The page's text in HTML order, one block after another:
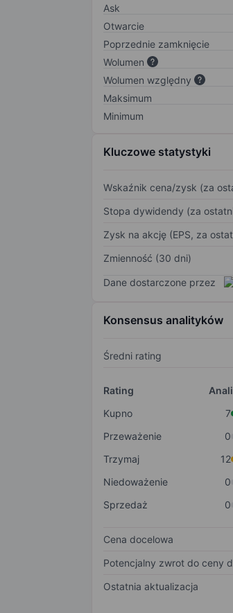
Ask
Otwarcie
Poprzednie zamknięcie
Wolumen
Wolumen względny
Maksimum
Minimum
Kluczowe statystyki
Wskaźnik cena/zysk (za
Stopa dywidendy (za
Zysk na akcję (EPS, za
Zmienność (30 dni)
Dane dostarczone przez
Konsensus analityków
Średni rating
Rating
Kupno
7
Przeważenie
0
Trzymaj
12
Niedoważenie
0
Sprzedaż
0
Cena docelowa
Potencjalny zwrot do ceny
Ostatnia aktualizacja